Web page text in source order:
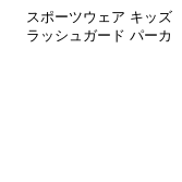
スポーツウェア キッズ
ラッシュガード パーカ